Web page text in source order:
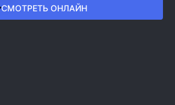
СМОТРЕТЬ ОНЛАЙН